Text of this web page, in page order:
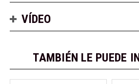
VÍDEO
TAMBIÉN LE PUEDE